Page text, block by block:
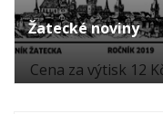
Žatecké noviny
Cena za výtisk 12